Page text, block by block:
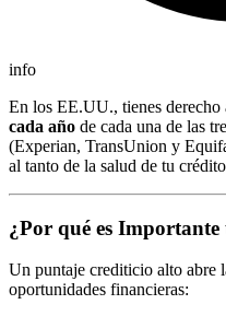
info
En los EE.UU., tienes derecho
cada año de cada una de las
(Experian, TransUnion y
al tanto de la salud de tu
¿Por qué es
Un puntaje crediticio alto abre
oportunidades financieras: